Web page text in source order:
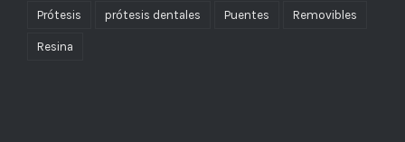
Prótesis prótesis dentales Puentes Removibles
Resina